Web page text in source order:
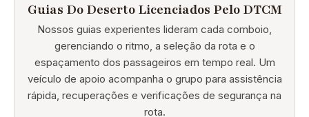
Guias Do Deserto Licenciados Pelo DTCM
Nossos guias experientes lideram cada comboio,
gerenciando o ritmo, a seleção da rota e o
espaçamento dos passageiros em tempo real. Um
veículo de apoio acompanha o grupo para assistência
rápida, recuperações e verificações de segurança na
rota.